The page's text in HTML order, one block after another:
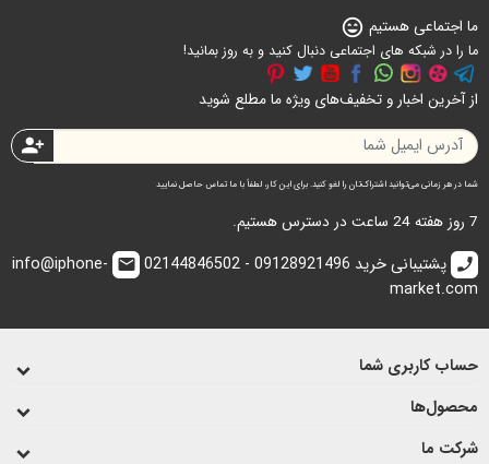
ما اجتماعی هستیم sentiment_very_satisfied
ما را در شبکه های اجتماعی دنبال کنید و به روز بمانید!
از آخرین اخبار و تخفیف‌های ویژه ما مطلع شوید
person_add
شما در هر زمانی می‌توانید اشتراک‌تان را لغو کنید. برای این کار، لطفاً با ما تماس حاصل نمایید
7 روز هفته 24 ساعت در دسترس هستیم.
call پشتیبانی خرید 09128921496 - 02144846502 email
info@iphone-
market.com
حساب کاربری شما
محصول‌ها
شرکت ما